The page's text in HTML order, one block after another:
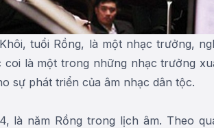
tuổi Rồng, là một nhạc trưởng,
coi là một trong những nhạc trưởng
sự phát triển của âm nhạc dân tộc.
là năm Rồng trong lịch âm. Theo